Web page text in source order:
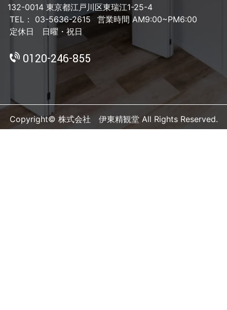
132-0014 東京都江戸川区東瑞江1-25-4
TEL： 03-5636-2615
営業時間 AM9:00~PM6:00
定休日 日曜・祝日
0120-246-855
Copyright© 株式会社 伊東精観堂 All Rights Reserved.